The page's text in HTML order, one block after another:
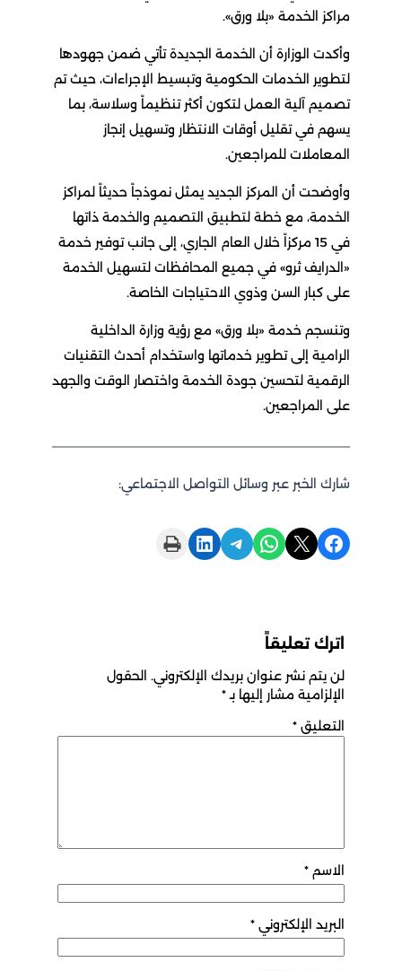
مراكز الخدمة «بلا ورق».
وأكدت الوزارة أن الخدمة الجديدة تأتي ضمن جهودها
لتطوير الخدمات الحكومية وتبسيط الإجراءات، حيث تم
تصميم آلية العمل لتكون أكثر تنظيماً وسلاسة، بما
يسهم في تقليل أوقات الانتظار وتسهيل إنجاز
المعاملات للمراجعين.
وأوضحت أن المركز الجديد يمثل نموذجاً حديثاً لمراكز
الخدمة، مع خطة لتطبيق التصميم والخدمة ذاتها
في 15 مركزاً خلال العام الجاري، إلى جانب توفير خدمة
«الدرايف ثرو» في جميع المحافظات لتسهيل الخدمة
على كبار السن وذوي الاحتياجات الخاصة.
وتنسجم خدمة «بلا ورق» مع رؤية وزارة الداخلية
الرامية إلى تطوير خدماتها واستخدام أحدث التقنيات
الرقمية لتحسين جودة الخدمة واختصار الوقت والجهد
على المراجعين.
شارك الخبر عبر وسائل التواصل الاجتماعي:
Share on Facebook
Share on X
Share on WhatsApp
Share on Telegram
Share on LinkedIn
Print this Page
اترك تعليقاً
لن يتم نشر عنوان بريدك الإلكتروني. الحقول
الإلزامية مشار إليها بـ*
التعليق *
الاسم *
البريد الإلكتروني *